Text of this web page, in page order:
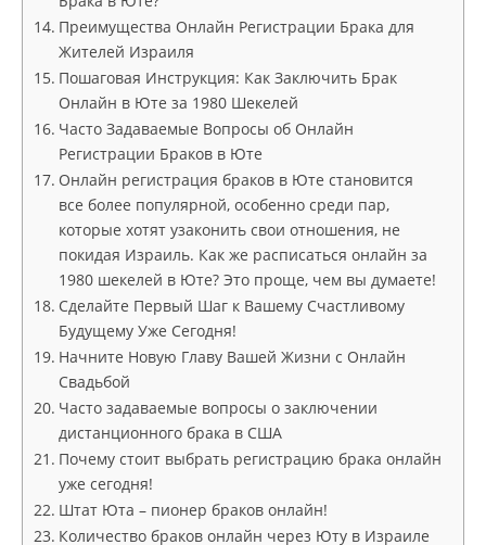
Преимущества Онлайн Регистрации Брака для
Жителей Израиля
Пошаговая Инструкция: Как Заключить Брак
Онлайн в Юте за 1980 Шекелей
Часто Задаваемые Вопросы об Онлайн
Регистрации Браков в Юте
Онлайн регистрация браков в Юте становится
все более популярной, особенно среди пар,
которые хотят узаконить свои отношения, не
покидая Израиль. Как же расписаться онлайн за
1980 шекелей в Юте? Это проще, чем вы думаете!
Сделайте Первый Шаг к Вашему Счастливому
Будущему Уже Сегодня!
Начните Новую Главу Вашей Жизни с Онлайн
Свадьбой
Часто задаваемые вопросы о заключении
дистанционного брака в США
Почему стоит выбрать регистрацию брака онлайн
уже сегодня!
Штат Юта – пионер браков онлайн!
Количество браков онлайн через Юту в Израиле